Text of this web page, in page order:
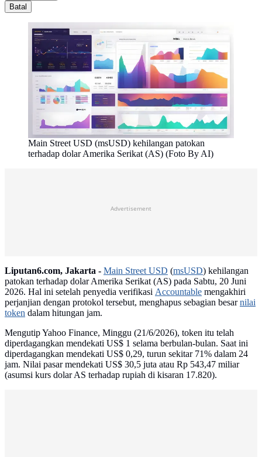
Batal
Main Street USD (msUSD) kehilangan patokan
terhadap dolar Amerika Serikat (AS) (Foto By AI)
Advertisement
Liputan6.com, Jakarta - Main Street USD (msUSD) kehilangan
patokan terhadap dolar Amerika Serikat (AS) pada Sabtu, 20 Juni
2026. Hal ini setelah penyedia verifikasi Accountable mengakhiri
perjanjian dengan protokol tersebut, menghapus sebagian besarnilai
token dalam hitungan jam.
Mengutip Yahoo Finance, Minggu (21/6/2026), token itu telah
diperdagangkan mendekati US$ 1 selama berbulan-bulan. Saat ini
diperdagangkan mendekati US$ 0,29, turun sekitar 71% dalam 24
jam. Nilai pasar mendekati US$ 30,5 juta atau Rp 543,47 miliar
(asumsi kurs dolar AS terhadap rupiah di kisaran 17.820).